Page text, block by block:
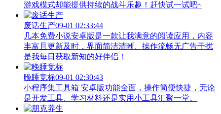
游戏模式却能提供持续的战斗乐趣！赶快试一试吧~
废话生产09-01 02:33:44
几本免费小说安卓版是一款让我满意的阅读应用，内容
丰富且更新及时，界面简洁清晰、操作流畅无广告干扰
是我每日获取新知的好伴侣！
晚睡竞标09-01 02:30:43
小程序集工具箱 安卓版功能全面，操作简便快捷，无论
是开发工具、学习材料还是实用小工具汇聚一堂。